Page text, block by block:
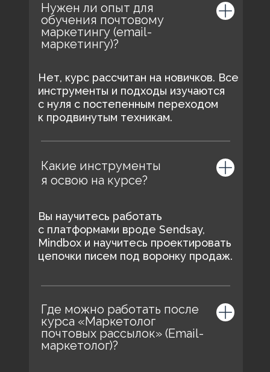
Нужен ли опыт для
обучения почтовому
маркетингу (email-
маркетингу)?
Нет, курс рассчитан на новичков. Все
инструменты и подходы изучаются
с нуля с постепенным переходом
к продвинутым техникам.
Какие инструменты
я освою на курсе?
Вы научитесь работать
с платформами вроде Sendsay,
Mindbox и научитесь проектировать
цепочки писем под воронку продаж.
Где можно работать после
курса «Маркетолог
почтовых рассылок» (Email-
маркетолог)?